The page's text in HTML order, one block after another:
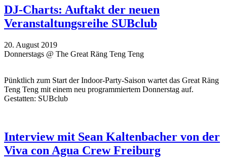
DJ-Charts: Auftakt der neuen
Veranstaltungsreihe SUBclub
20. August 2019
Donnerstags @ The Great Räng Teng Teng
Pünktlich zum Start der Indoor-Party-Saison wartet das Great Räng
Teng Teng mit einem neu programmiertem Donnerstag auf.
Gestatten: SUBclub
Interview mit Sean Kaltenbacher von der
Viva con Agua Crew Freiburg